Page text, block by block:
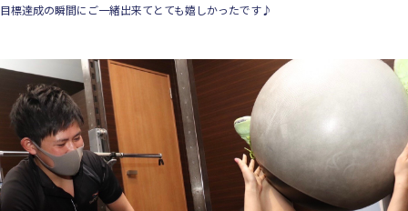
目標達成の瞬間にご一緒出来てとても嬉しかったです♪